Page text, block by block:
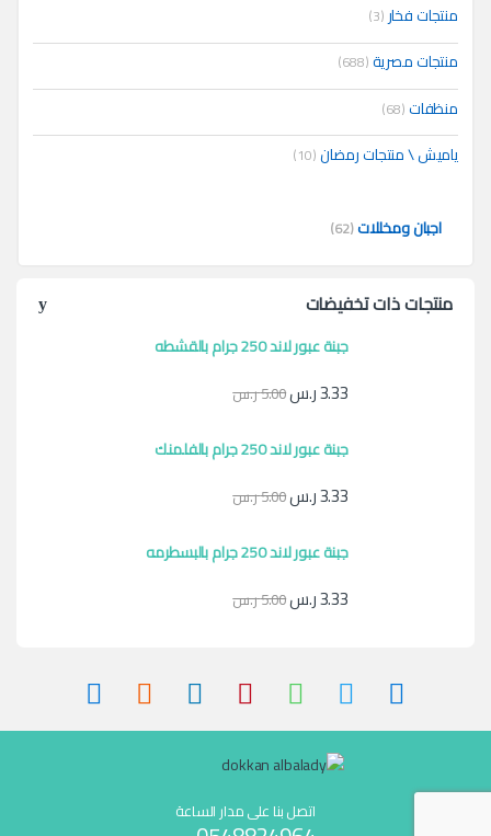
منتجات فخار (3)
منتجات مصرية(688)
منظفات(68)
ياميش \ منتجات رمضان(10)
اجبان ومخللات(62)
منتجات ذات تخفيضات
جبنة عبور لاند 250 جرام بالقشطه
3.33ر.س5.00ر.س
جبنة عبور لاند 250 جرام بالفلمنك
3.33ر.س5.00ر.س
جبنة عبور لاند 250 جرام بالبسطرمه
3.33ر.س5.00ر.س
اتصل بنا على مدار الساعة